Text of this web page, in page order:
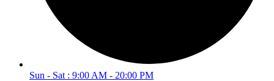
Sun - Sat : 9:00 AM - 20:00 PM